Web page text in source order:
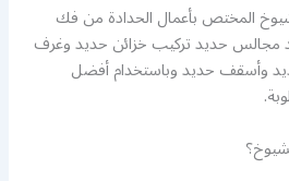
المختص بأعمال الحدادة من فك
مجالس حديد تركيب خزائن حديد وغرف
وأسقف حديد وباستخدام أفضل